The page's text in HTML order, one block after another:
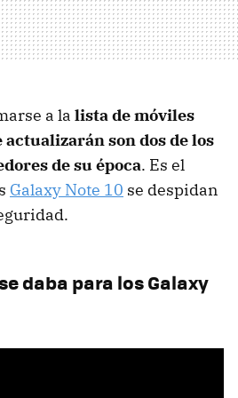
a la lista de móviles
actualizarán son dos de los
de su época. Es el
Galaxy Note 10 se despidan
daba para los Galaxy